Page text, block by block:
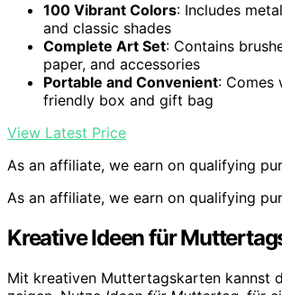
100 Vibrant Colors: Includes
and classic shades
Complete Art Set: Contains
paper, and accessories
Portable and Convenient: Comes
friendly box and gift bag
View Latest Price
As an affiliate, we earn on qualifying
As an affiliate, we earn on qualifying
Kreative Ideen für
Mit kreativen Muttertagskarten kannst